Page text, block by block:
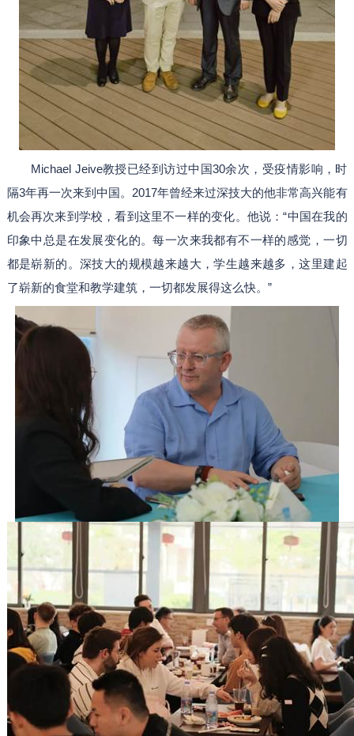
Michael Jeive教授已经到访过中国30余次，受疫情影响，时
隔3年再一次来到中国。2017年曾经来过深技大的他非常高兴能有
机会再次来到学校，看到这里不一样的变化。他说：“中国在我的
印象中总是在发展变化的。每一次来我都有不一样的感觉，一切
都是崭新的。深技大的规模越来越大，学生越来越多，这里建起
了崭新的食堂和教学建筑，一切都发展得这么快。”